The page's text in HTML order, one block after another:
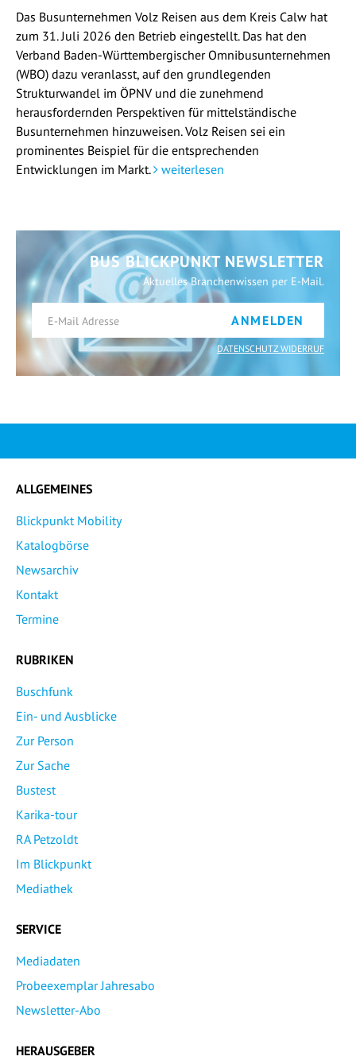
Das Busunternehmen Volz Reisen aus dem Kreis Calw hat
zum 31. Juli 2026 den Betrieb eingestellt. Das hat den
Verband Baden-Württembergischer Omnibusunternehmen
(WBO) dazu veranlasst, auf den grundlegenden
Strukturwandel im ÖPNV und die zunehmend
herausfordernden Perspektiven für mittelständische
Busunternehmen hinzuweisen. Volz Reisen sei ein
prominentes Beispiel für die entsprechenden
Entwicklungen im Markt.
weiterlesen
BUS BLICKPUNKT NEWSLETTER
Aktuelles Branchenwissen per E-Mail.
ANMELDEN
DATENSCHUTZ WIDERRUF
ALLGEMEINES
Blickpunkt Mobility
Katalogbörse
Newsarchiv
Kontakt
Termine
RUBRIKEN
Buschfunk
Ein- und Ausblicke
Zur Person
Zur Sache
Bustest
Karika-tour
RA Petzoldt
Im Blickpunkt
Mediathek
SERVICE
Mediadaten
Probeexemplar Jahresabo
Newsletter-Abo
HERAUSGEBER